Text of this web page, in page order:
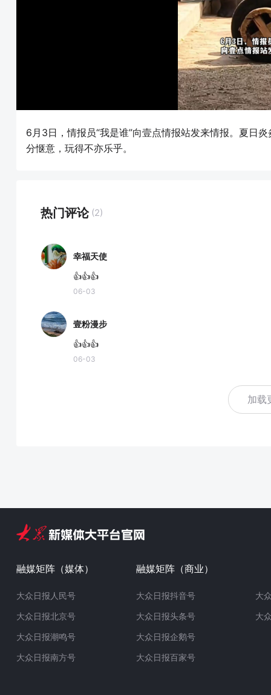
6月3日，情报员“我是谁”向壹点情报站发来情报。夏日
分惬意，玩得不亦乐乎。
热门评论 (2)
幸福天使
👍👍👍
06-03
壹粉漫步
👍👍👍
06-03
加载
融媒矩阵（媒体）
大众日报人民号
大众日报北京号
大众日报潮鸣号
大众日报南方号
融媒矩阵（商业）
大众日报抖音号
大众日报头条号
大众日报企鹅号
大众日报百家号
大
大